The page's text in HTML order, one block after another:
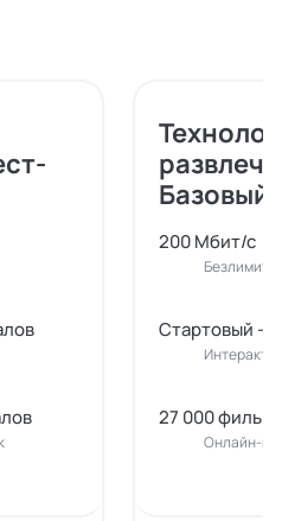
Базовый
200 Мбит/с
Стартовый -
27 000
Онлайн-